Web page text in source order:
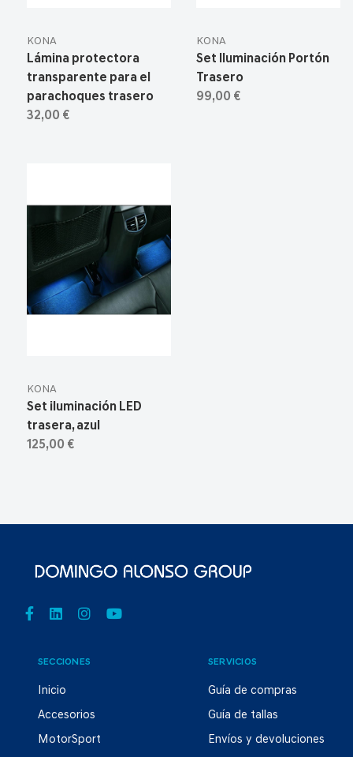
KONA
Lámina protectora
transparente para el
parachoques trasero
32,00 €
KONA
Set Iluminación Portón
Trasero
99,00 €
KONA
Set iluminación LED
trasera, azul
125,00 €
SECCIONES
Inicio
Accesorios
MotorSport
SERVICIOS
Guía de compras
Guía de tallas
Envíos y devoluciones